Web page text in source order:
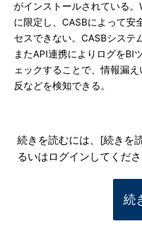
がインストールされている
に限定し、CASBによって安
セスできない。CASBシステ
またAPI連携によりログをBI
ェックすることで、情報漏
反などを検知できる。
続きを読むには、[続きを
るいはログインしてくださ
続